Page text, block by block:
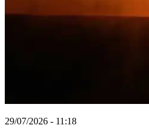
29/07/2026 - 11:18